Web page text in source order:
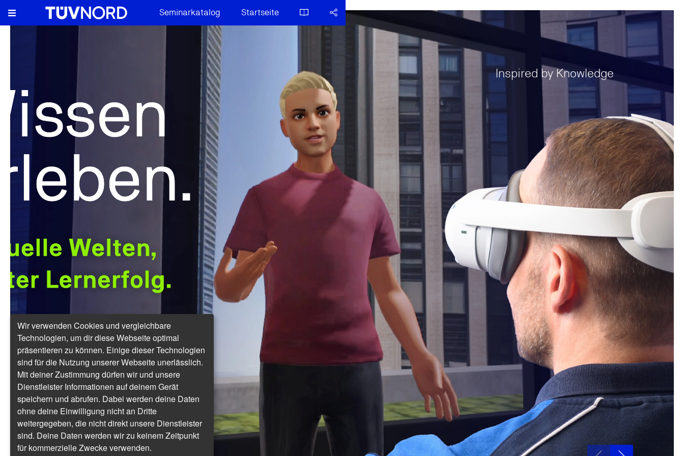
Seminarkatalog Startseite
Inspired by Knowledge
Wir verwenden Cookies und vergleichbare
Technologien, um dir diese Webseite optimal
präsentieren zu können. Einige dieser Technologien
sind für die Nutzung unserer Webseite unerlässlich.
Mit deiner Zustimmung dürfen wir und unsere
Dienstleister Informationen auf deinem Gerät
speichern und abrufen. Dabei werden deine Daten
ohne deine Einwilligung nicht an Dritte
weitergegeben, die nicht direkt unsere Dienstleister
sind. Deine Daten werden wir zu keinem Zeitpunkt
für kommerzielle Zwecke verwenden.